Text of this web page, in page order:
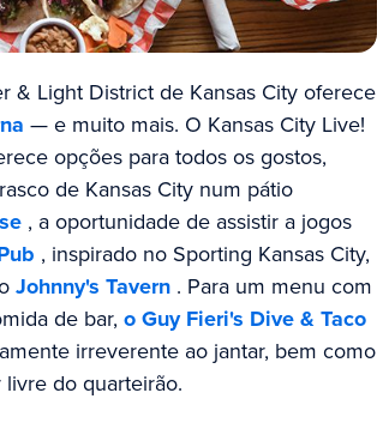
& Light District de Kansas City oferece
— e muito mais. O Kansas City Live!
opções para todos os gostos,
de Kansas City num pátio
, a oportunidade de assistir a jogos
, inspirado no Sporting Kansas City,
Johnny's Tavern . Para um menu com
de bar, o Guy Fieri's Dive & Taco
irreverente ao jantar, bem como
do quarteirão.